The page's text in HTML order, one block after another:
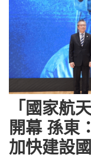
「國家航
開幕 孫東
加快建設